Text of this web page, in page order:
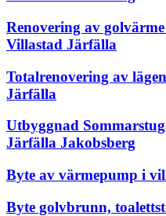
Renovering av
Villastad Järfälla
Totalrenovering av
Järfälla
Utbyggnad
Järfälla Jakobsberg
Byte av värmepump i
Byte golvbrunn,